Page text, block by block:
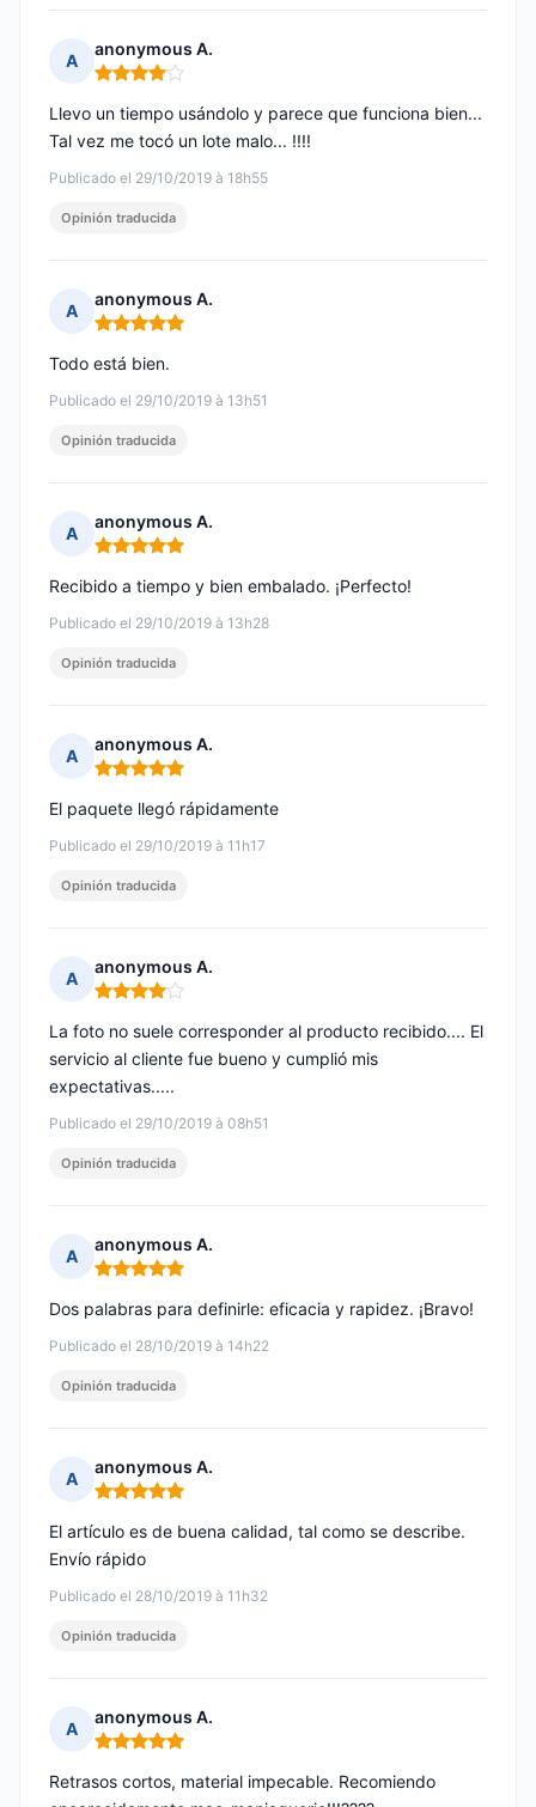
A
anonymous A.
Nota: 4 de 5
Publicado el 29/10/2019 à 18h55
Llevo un tiempo usándolo y parece que funciona bien...
Tal vez me tocó un lote malo... !!!!
Opinión traducida
A
anonymous A.
Nota: 5 de 5
Publicado el 29/10/2019 à 13h51
Todo está bien.
Opinión traducida
A
anonymous A.
Nota: 5 de 5
Publicado el 29/10/2019 à 13h28
Recibido a tiempo y bien embalado. ¡Perfecto!
Opinión traducida
A
anonymous A.
Nota: 5 de 5
Publicado el 29/10/2019 à 11h17
El paquete llegó rápidamente
Opinión traducida
A
anonymous A.
Nota: 4 de 5
Publicado el 29/10/2019 à 08h51
La foto no suele corresponder al producto recibido.... El
servicio al cliente fue bueno y cumplió mis
expectativas.....
Opinión traducida
A
anonymous A.
Nota: 5 de 5
Publicado el 28/10/2019 à 14h22
Dos palabras para definirle: eficacia y rapidez. ¡Bravo!
Opinión traducida
A
anonymous A.
Nota: 5 de 5
Publicado el 28/10/2019 à 11h32
El artículo es de buena calidad, tal como se describe.
Envío rápido
Opinión traducida
A
anonymous A.
Nota: 5 de 5
Retrasos cortos, material impecable. Recomiendo